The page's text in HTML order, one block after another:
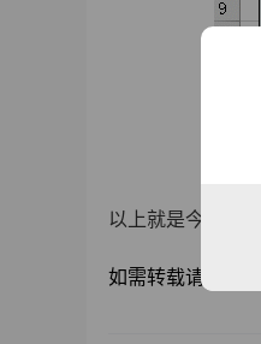
以上就是今天教
如需转载请注明